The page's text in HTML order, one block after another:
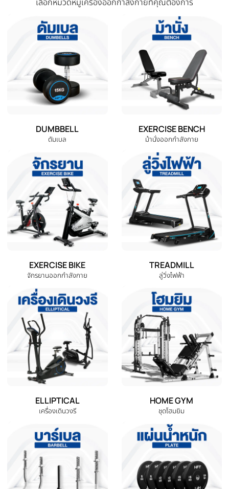
สินค้าที่ใกล้เคียงและใช้คู่กันได้ดี
กระโดดเชือกลดไขมัน Speed
Skipping Rope | Homefittools
THB 59.00
หยิบใส่ตะกร้า
-76%
Rope blue สีฟ้า
THB 250.00THB 59.00
หยิบใส่ตะกร้า
หมวดหมู่สินค้าทั้งหมด
เลือกหมวดหมู่เครื่องออกกำลังกายที่คุณต้องการ
DUMBBELL EXERCISE BENCH